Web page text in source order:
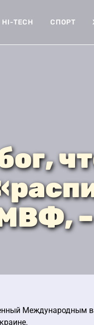
HI-TECH СПОРТ
–
Международным